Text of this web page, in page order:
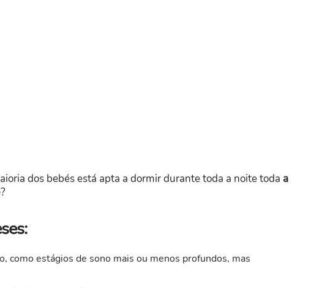
dos bebés está apta a dormir durante toda a noite toda a
como estágios de sono mais ou menos profundos, mas